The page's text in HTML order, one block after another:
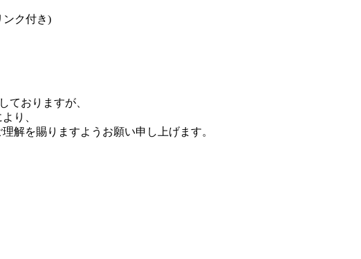
ンク付き)
ておりますが、
り、
解を賜りますようお願い申し上げます。